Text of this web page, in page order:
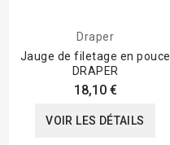
Draper
Jauge de filetage en pouce
DRAPER
18,10 €
VOIR LES DÉTAILS